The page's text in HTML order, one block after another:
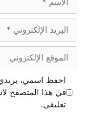
احفظ اسمي، بريدي
في هذا المتصفح
تعليقي.